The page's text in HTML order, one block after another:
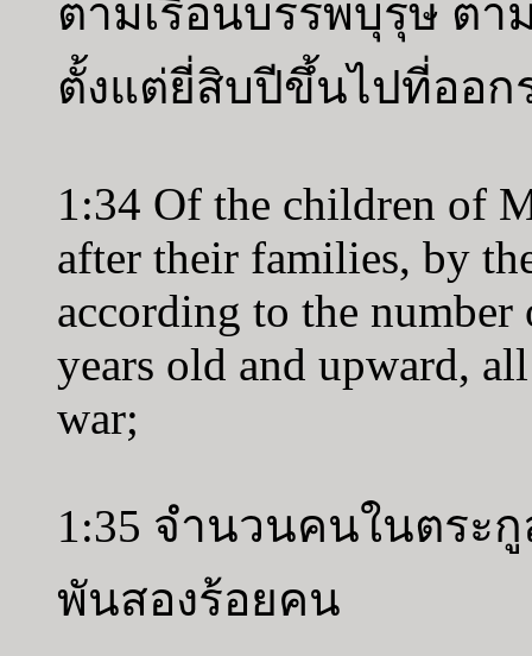
ตามเรือนบรรพบุรุษ ต
ตั้งแต่ยี่สิบปีขึ้นไปที่ออก
1:34 Of the children of
after their families, by
according to the
years old and upward,
war;
1:35 จำนวนคนในตระ
พันสองร้อยคน